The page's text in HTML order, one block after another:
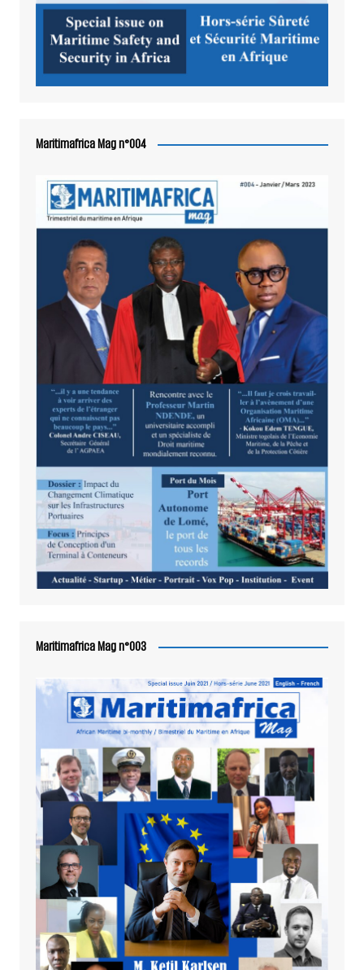
Maritimafrica Mag n°004
Maritimafrica Mag n°003